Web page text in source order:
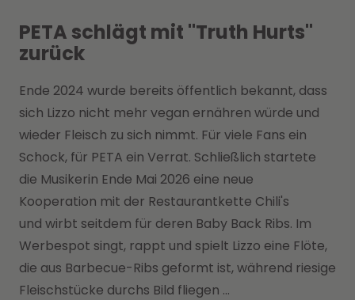
PETA schlägt mit "Truth Hurts"
zurück
Ende 2024 wurde bereits öffentlich bekannt, dass
sich Lizzo nicht mehr vegan ernähren würde und
wieder Fleisch zu sich nimmt. Für viele Fans ein
Schock, für PETA ein Verrat. Schließlich startete
die Musikerin Ende Mai 2026 eine neue
Kooperation mit der Restaurantkette Chili's
und wirbt seitdem für deren Baby Back Ribs. Im
Werbespot singt, rappt und spielt Lizzo eine Flöte,
die aus Barbecue-Ribs geformt ist, während riesige
Fleischstücke durchs Bild fliegen ...